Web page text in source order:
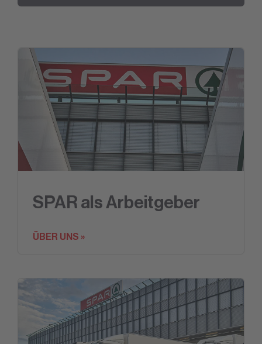
SPAR als Arbeitgeber
ÜBER UNS »